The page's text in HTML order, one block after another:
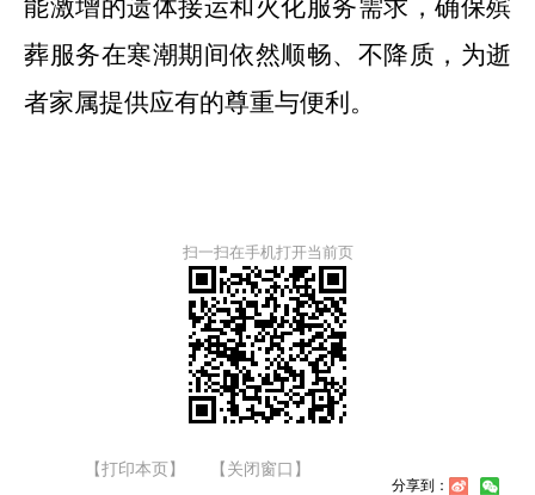
能激增的遗体接运和火化服务需求，确保殡
葬服务在寒潮期间依然顺畅、不降质，为逝
者家属提供应有的尊重与便利。
扫一扫在手机打开当前页
【打印本页】 【关闭窗口】
分享到：